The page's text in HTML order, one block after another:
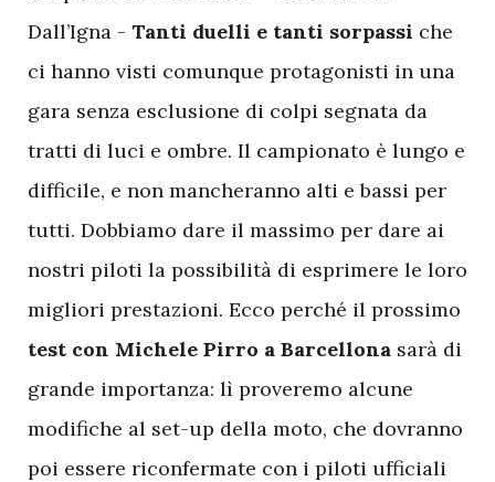
Dall’Igna - Tanti duelli e tanti sorpassi che
ci hanno visti comunque protagonisti in una
gara senza esclusione di colpi segnata da
tratti di luci e ombre. Il campionato è lungo e
difficile, e non mancheranno alti e bassi per
tutti. Dobbiamo dare il massimo per dare ai
nostri piloti la possibilità di esprimere le loro
migliori prestazioni. Ecco perché il prossimo
test con Michele Pirro a Barcellona sarà di
grande importanza: lì proveremo alcune
modifiche al set-up della moto, che dovranno
poi essere riconfermate con i piloti ufficiali